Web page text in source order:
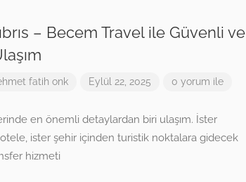
– Becem Travel ile Güvenli ve
fatih onk Eylül 22, 2025 0 yorum ile
en önemli detaylardan biri ulaşım. İster
otele, ister şehir içinden turistik noktalara gidecek
hizmeti